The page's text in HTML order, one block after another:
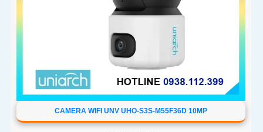
CAMERA WIFI UNV UHO-S3S-M55F36D 10MP